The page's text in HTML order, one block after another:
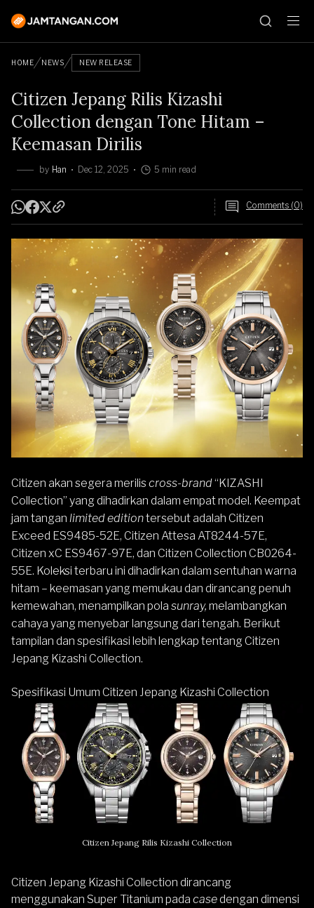
HOME NEWS NEW RELEASE
Citizen Jepang Rilis Kizashi
Collection dengan Tone Hitam –
Keemasan Dirilis
by Han Dec 12, 2025 5 min read
Comments (0)
Citizen akan segera meriliscross-brand“KIZASHI
Collection” yang dihadirkan dalam empat model. Keempat
jam tangan limited editiontersebut adalah Citizen
Exceed ES9485-52E, Citizen Attesa AT8244-57E,
Citizen xC ES9467-97E, dan Citizen Collection CB0264-
55E. Koleksi terbaru ini dihadirkan dalam sentuhan warna
hitam – keemasan yang memukau dan dirancang penuh
kemewahan, menampilkan pola sunray, melambangkan
cahaya yang menyebar langsung dari tengah. Berikut
tampilan dan spesifikasi lebih lengkap tentang Citizen
Jepang Kizashi Collection.
Spesifikasi Umum Citizen Jepang Kizashi Collection
Citizen Jepang Rilis Kizashi Collection
Citizen Jepang Kizashi Collection dirancang
menggunakan Super Titanium pada casedengan dimensi